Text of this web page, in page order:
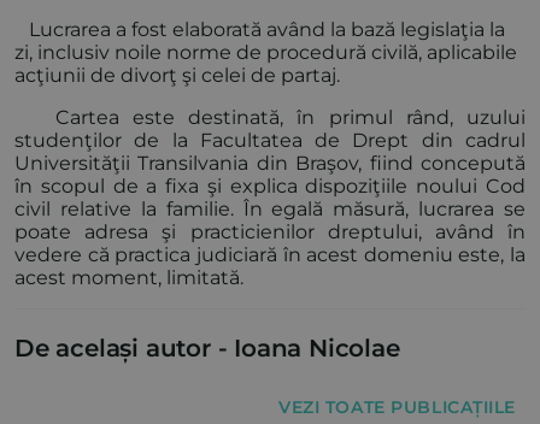
Lucrarea a fost elaborată având la bază legislaţia la
zi, inclusiv noile norme de procedură civilă, aplicabile
acţiunii de divorţ şi celei de partaj.
Cartea este destinată, în primul rând, uzului
studenţilor de la Facultatea de Drept din cadrul
Universităţii Transilvania din Braşov, fiind concepută
în scopul de a fixa şi explica dispoziţiile noului Cod
civil relative la familie. În egală măsură, lucrarea se
poate adresa şi practicienilor dreptului, având în
vedere că practica judiciară în acest domeniu este, la
acest moment, limitată.
De același autor - Ioana Nicolae
VEZI TOATE PUBLICAȚIILE